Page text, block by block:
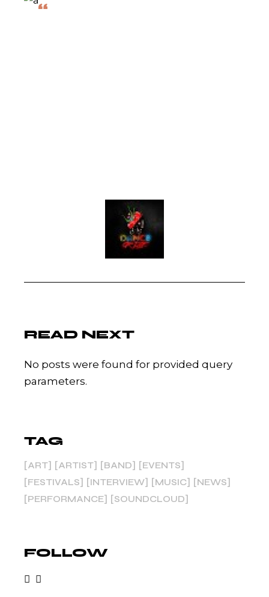
“
READ NEXT
No posts were found for provided query
parameters.
TAG
ART ARTIST BAND
EVENTS
FESTIVALS
INTERVIEW MUSIC
NEWS
PERFORMANCE
SOUNDCLOUD
FOLLOW